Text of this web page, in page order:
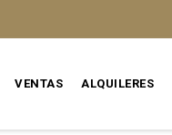
VENTAS ALQUILERES